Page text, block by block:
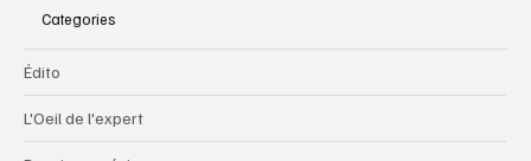
Categories
Édito
L'Oeil de l'expert